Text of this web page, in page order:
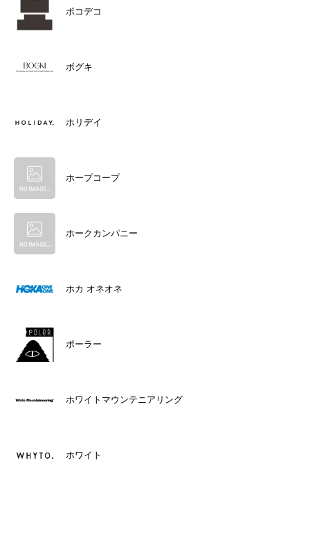
ボコデコ
ボグキ
ホリデイ
ホープコープ
ホークカンパニー
ホカ オネオネ
ポーラー
ホワイトマウンテニアリング
ホワイト